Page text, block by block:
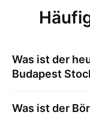
Was ist der
Budapest
Was ist der